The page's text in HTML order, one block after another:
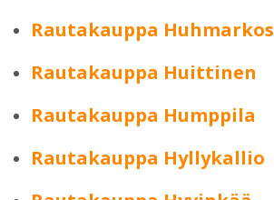
Rautakauppa
Rautakauppa Huittinen
Rautakauppa Humppila
Rautakauppa Hyllykallio